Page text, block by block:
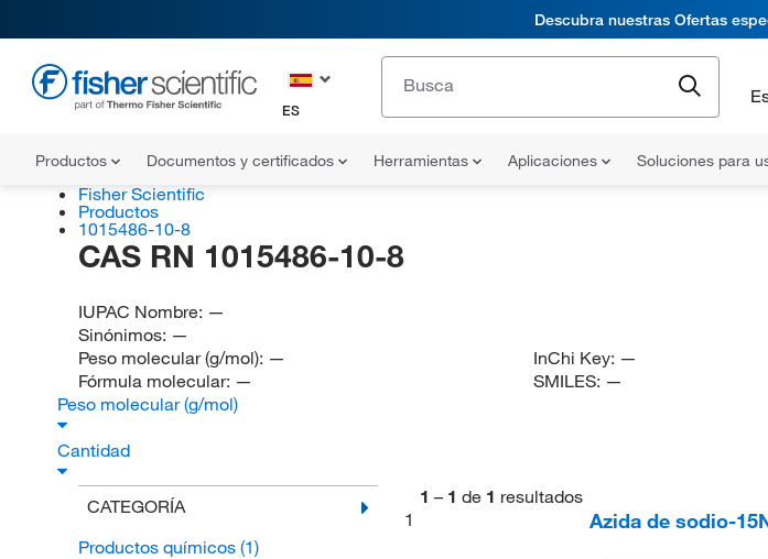
Descubra nuestras Ofertas
ES
Productos Documentos y certificados Herramientas Aplicaciones Soluciones para
Fisher Scientific
Productos
1015486-10-8
CAS RN 1015486-10-8
IUPAC Nombre: —
Sinónimos: —
Peso molecular (g/mol): —
Fórmula molecular: —
InChi Key: —
SMILES: —
Peso molecular (g/mol)
Cantidad
CATEGORÍA
Productos químicos (1)
1 – 1 de 1 resultados
1
Azida de sodio-